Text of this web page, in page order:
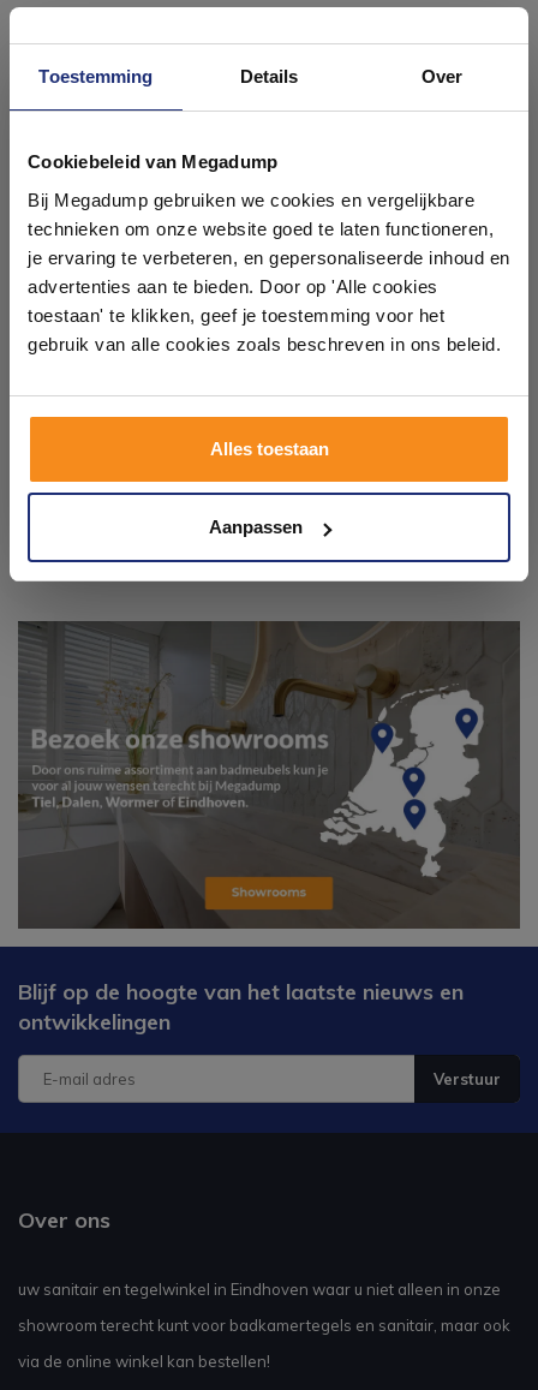
Toestemming Details Over
Cookiebeleid van Megadump
Bij Megadump gebruiken we cookies en vergelijkbare
technieken om onze website goed te laten functioneren,
je ervaring te verbeteren, en gepersonaliseerde inhoud en
advertenties aan te bieden. Door op 'Alle cookies
toestaan' te klikken, geef je toestemming voor het
gebruik van alle cookies zoals beschreven in ons beleid.
Alles toestaan
Aanpassen
#mijndroombadkamer
Wij geloven in de kracht van delen. Deel jouw
inspirerende omgeving vol met unieke
Blijf op de hoogte van het laatste nieuws en
ontwikkelingen
Verstuur
Over ons
uw sanitair en tegelwinkel in Eindhoven waar u niet alleen in onze
showroom terecht kunt voor badkamertegels en sanitair, maar ook
via de online winkel kan bestellen!
badkamers in onze 1000 m²
showroom
Laat je inspireren door 21 volledig ingerichte
badkameropstellingen – van compact tot luxe. Onze
ervaren adviseurs helpen je persoonlijk, en je vindt
tegels & sanitair direct uit voorraad. Gratis parkeren
op eigen terrein.
Kom langs en ervaar zelf het verschil!